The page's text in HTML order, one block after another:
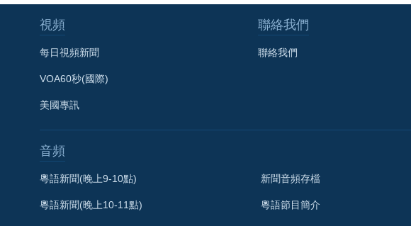
視頻
每日視頻新聞
VOA60秒(國際)
美國專訊
聯絡我們
聯絡我們
音頻
粵語新聞(晚上9-10點)
粵語新聞(晚上10-11點)
新聞音頻存檔
粵語節目簡介